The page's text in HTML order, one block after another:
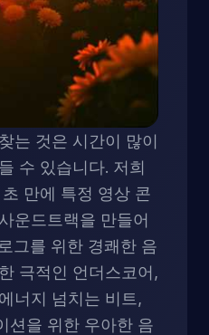
는 것은 시간이 많이
수 있습니다. 저희
만에 특정 영상 콘
운드트랙을 만들어
그를 위한 경쾌한 음
극적인 언더스코어,
너지 넘치는 비트,
션을 위한 우아한 음